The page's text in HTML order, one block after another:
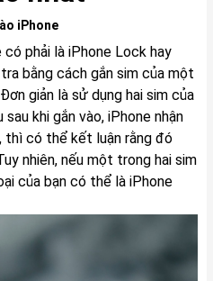
iPhone
phải là iPhone Lock hay
bằng cách gắn sim của một
giản là sử dụng hai sim của
sau khi gắn vào, iPhone nhận
thì có thể kết luận rằng đó
nhiên, nếu một trong hai sim
của bạn có thể là iPhone